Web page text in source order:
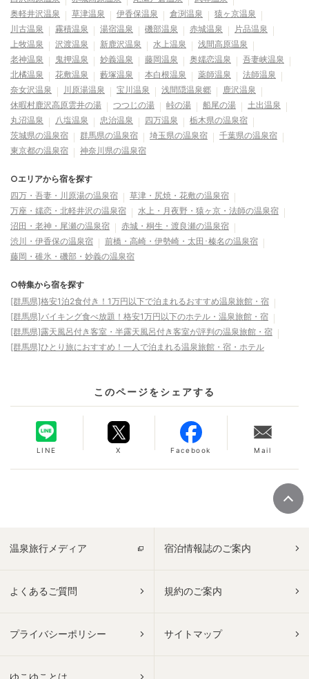
奥軽井沢温泉
草津温泉 伊香保温泉 倉渕温泉
猿ヶ京温泉
川古温泉
霧積温泉 湯宿温泉 磯部温泉 赤城温泉
片品温泉
上牧温泉
沢渡温泉 新鹿沢温泉 水上温泉
浅間高原温泉
老神温泉
鬼押温泉 妙義温泉 藤岡温泉 奥嬬恋温泉
吾妻峡温泉
北橘温泉
花敷温泉 藪塚温泉 本白根温泉 薬師温泉
法師温泉
奈女沢温泉
川原湯温泉 宝川温泉 浅間隠温泉郷
鹿沢温泉
休暇村鹿沢高原雲井の湯
つつじの湯 峠の湯 船尾の湯
土出温泉
丸沼温泉
八塩温泉 忠治温泉 四万温泉
栃木県の温泉宿
茨城県の温泉宿
群馬県の温泉宿 埼玉県の温泉宿
千葉県の温泉宿
東京都の温泉宿
神奈川県の温泉宿
○エリアから宿を探す
四万・吾妻・川原湯の温泉宿
草津・尻焼・花敷の温泉宿
万座・嬬恋・北軽井沢の温泉宿
水上・月夜野・猿ヶ京・法師の温泉宿
沼田・老神・尾瀬の温泉宿
赤城・桐生・渡良瀬の温泉宿
渋川・伊香保の温泉宿
前橋・高崎・伊勢崎・太田･榛名の温泉宿
藤岡・碓氷・磯部・妙義の温泉宿
○特集から宿を探す
[群馬県]格安1泊2食付き！1万円以下で泊まれるおすすめ温泉旅館・宿
[群馬県]バイキング食べ放題！格安1万円以下のホテル・温泉旅館・宿
[群馬県]露天風呂付き客室・半露天風呂付き客室が評判の温泉旅館・宿
[群馬県]ひとり旅におすすめ！一人で泊まれる温泉旅館・宿・ホテル
このページをシェアする
LINE X Facebook Mail
温泉旅行メディア 宿泊情報誌のご案内
よくあるご質問 規約のご案内
プライバシーポリシー サイトマップ
ゆこゆことは